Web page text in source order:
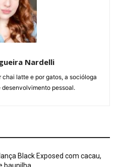
Nardelli
latte e por gatos, a socióloga
pessoal.
Black Exposed com cacau,
baunilha